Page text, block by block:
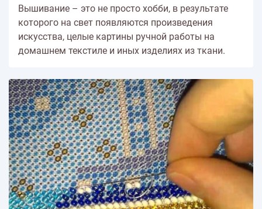
Вышивание – это не просто хобби, в результате
которого на свет появляются произведения
искусства, целые картины ручной работы на
домашнем текстиле и иных изделиях из ткани.